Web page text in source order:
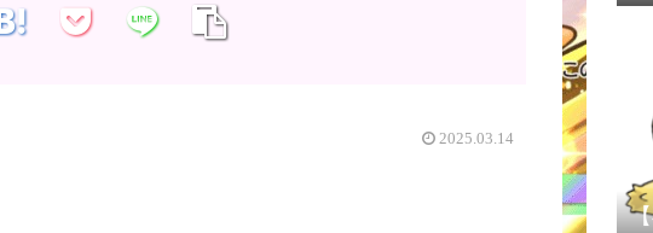
2025.03.14